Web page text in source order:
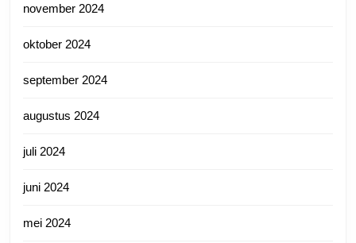
november 2024
oktober 2024
september 2024
augustus 2024
juli 2024
juni 2024
mei 2024